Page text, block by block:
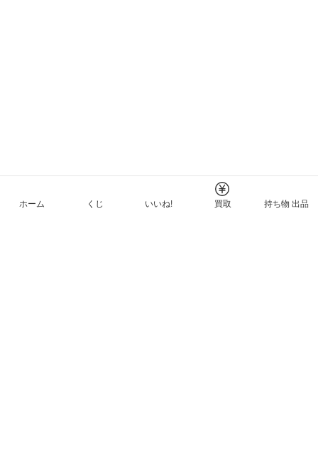
ホーム くじ いいね! 買取 持ち物 出品